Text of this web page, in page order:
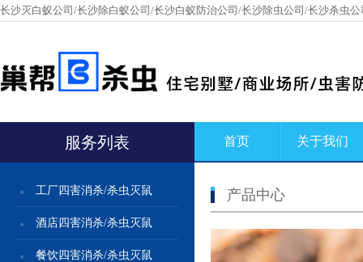
长沙灭白蚁公司/长沙除白蚁公司/长沙白蚁防治公司/长沙除虫公司/长沙杀虫
服务列表 首页 关于我们
工厂四害消杀/杀虫灭鼠
酒店四害消杀/杀虫灭鼠
餐饮四害消杀/杀虫灭鼠
产品中心